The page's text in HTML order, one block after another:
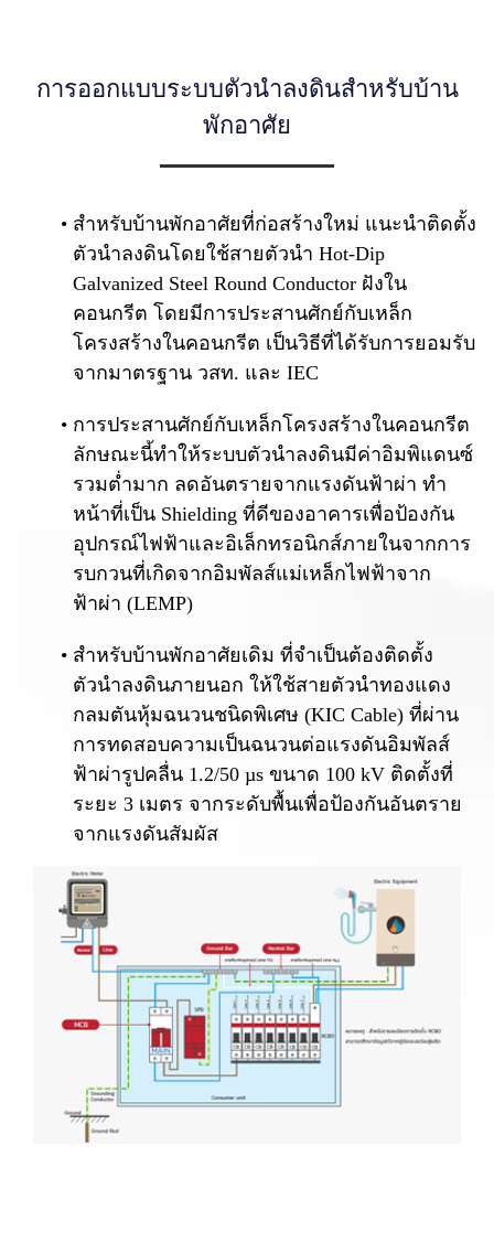
การออกแบบระบบตัวนำลงดินสำหรับบ้าน
พักอาศัย
สำหรับบ้านพักอาศัยที่ก่อสร้างใหม่ แนะนำติดตั้ง
ตัวนำลงดินโดยใช้สายตัวนำ Hot-Dip
Galvanized Steel Round Conductor ฝังใน
คอนกรีต โดยมีการประสานศักย์กับเหล็ก
โครงสร้างในคอนกรีต เป็นวิธีที่ได้รับการยอมรับ
จากมาตรฐาน วสท. และ IEC
การประสานศักย์กับเหล็กโครงสร้างในคอนกรีต
ลักษณะนี้ทำให้ระบบตัวนำลงดินมีค่าอิมพิแดนซ์
รวมต่ำมาก ลดอันตรายจากแรงดันฟ้าผ่า ทำ
หน้าที่เป็น Shielding ที่ดีของอาคารเพื่อป้องกัน
อุปกรณ์ไฟฟ้าและอิเล็กทรอนิกส์ภายในจากการ
รบกวนที่เกิดจากอิมพัลส์แม่เหล็กไฟฟ้าจาก
ฟ้าผ่า (LEMP)
สำหรับบ้านพักอาศัยเดิม ที่จำเป็นต้องติดตั้ง
ตัวนำลงดินภายนอก ให้ใช้สายตัวนำทองแดง
กลมตันหุ้มฉนวนชนิดพิเศษ (KIC Cable) ที่ผ่าน
การทดสอบความเป็นฉนวนต่อแรงดันอิมพัลส์
ฟ้าผ่ารูปคลื่น 1.2/50 µs ขนาด 100 kV ติดตั้งที่
ระยะ 3 เมตร จากระดับพื้นเพื่อป้องกันอันตราย
จากแรงดันสัมผัส